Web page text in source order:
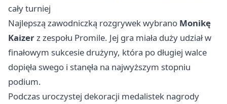
cały turniej
Najlepszą zawodniczką rozgrywek wybrano Monikę
Kaizerz zespołu Promile. Jej gra miała duży udział w
finałowym sukcesie drużyny, która po długiej walce
dopięła swego i stanęła na najwyższym stopniu
podium.
Podczas uroczystej dekoracji medalistek nagrody